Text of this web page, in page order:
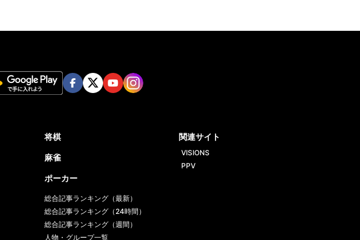
将棋
麻雀
ポーカー
総合記事ランキング（最新）
総合記事ランキング（24時間）
総合記事ランキング（週間）
人物・グループ一覧
関連サイト
VISIONS
PPV